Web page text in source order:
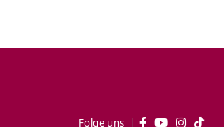
Folge uns